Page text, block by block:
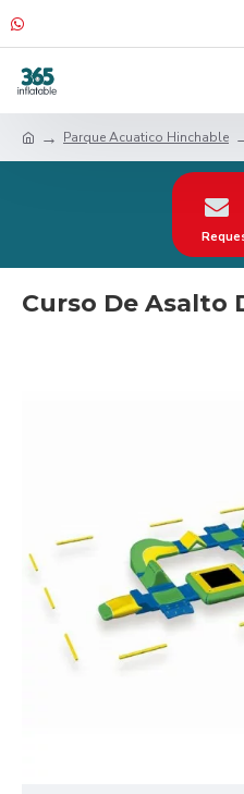
Parque Acuatico Hinchable
Curso De Asalto